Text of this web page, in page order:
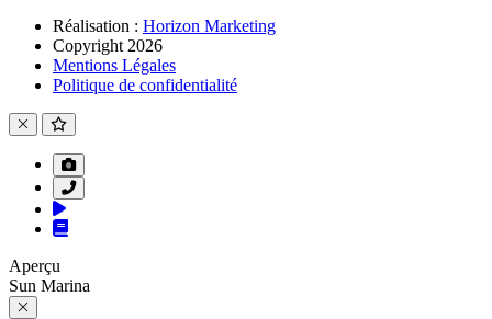
Réalisation : Horizon Marketing
Copyright 2026
Mentions Légales
Politique de confidentialité
Aperçu
Sun Marina